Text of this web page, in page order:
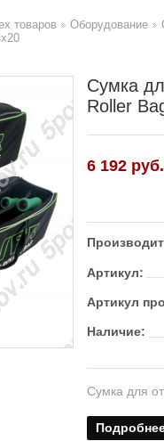
товаров
Оборудование
Сумка
Roller
6 192 руб.
Артикул:
Артикул
Наличие:
Сумка для